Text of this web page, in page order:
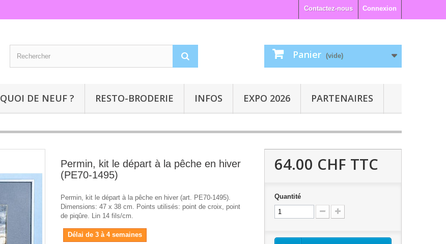
Connexion
Contactez-nous
Panier (vide)
QUOI DE NEUF ? RESTO-BRODERIE INFOS EXPO 2026 PARTENAIRES
Permin, kit le départ à la pêche en hiver
(PE70-1495)
Permin, kit le départ à la pêche en hiver (art. PE70-1495).
Dimensions: 47 x 38 cm. Points utilisés: point de croix, point
de piqûre. Lin 14 fils/cm.
Délai de 3 à 4 semaines
64.00 CHF TTC
Quantité